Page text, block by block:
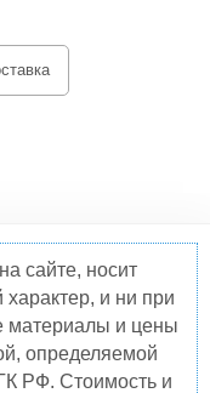
сайте, носит
и ни при
материалы и цены
определяемой
РФ. Стоимость и